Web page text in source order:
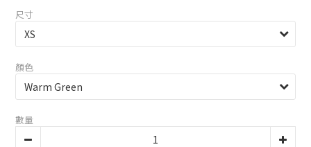
尺寸
顏色
數量